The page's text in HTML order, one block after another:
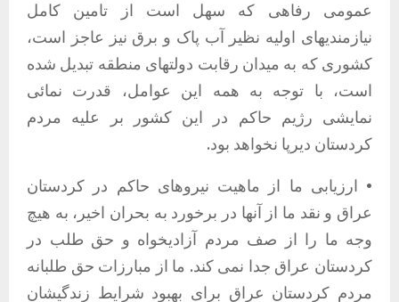
عمومی رفاهی که سهل است از تامین کامل
نیازمندیهای اولیه نظیر آب پاک و برق نیز عاجز است،
کشوری که به میدان رقابت دولتهای منطقه تبدیل شده
است، با توجه به همه این عوامل، قدرت نمائی
نمایشی رژیم حاکم در این کشور بر علیه مردم
کردستان دیرپا نخواهد بود.
• ارزیابی ما از ماهیت نیروهای حاکم در کردستان
عراق و نقد ما از آنها در برخورد به بحران اخیر، به هیچ
وجه ما را از صف مردم آزادیخواه و حق طلب در
کردستان عراق جدا نمی کند. ما از مبارزات حق طلبانه
مردم کردستان عراق برای بهبود شرایط زندگیشان